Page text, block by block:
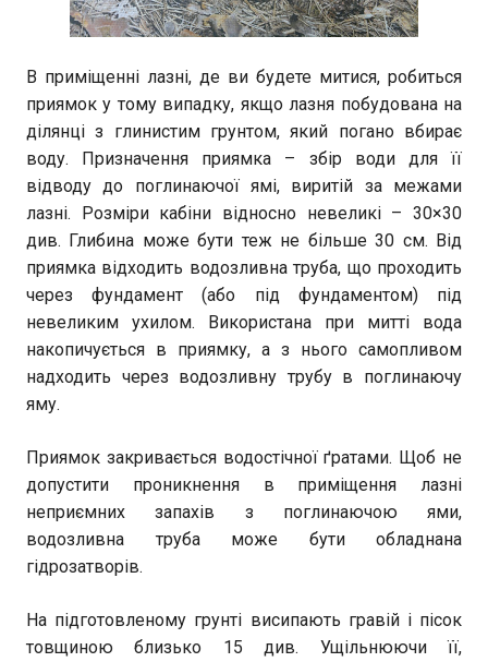
В приміщенні лазні, де ви будете митися, робиться
приямок у тому випадку, якщо лазня побудована на
ділянці з глинистим грунтом, який погано вбирає
воду. Призначення приямка – збір води для її
відводу до поглинаючої ямі, виритій за межами
лазні. Розміри кабіни відносно невеликі – 30×30
див. Глибина може бути теж не більше 30 см. Від
приямка відходить водозливна труба, що проходить
через фундамент (або під фундаментом) під
невеликим ухилом. Використана при митті вода
накопичується в приямку, а з нього самопливом
надходить через водозливну трубу в поглинаючу
яму.
Приямок закривається водостічної ґратами. Щоб не
допустити проникнення в приміщення лазні
неприємних запахів з поглинаючою ями,
водозливна труба може бути обладнана
гідрозатворів.
На підготовленому грунті висипають гравій і пісок
товщиною близько 15 див. Ущільнюючи її,